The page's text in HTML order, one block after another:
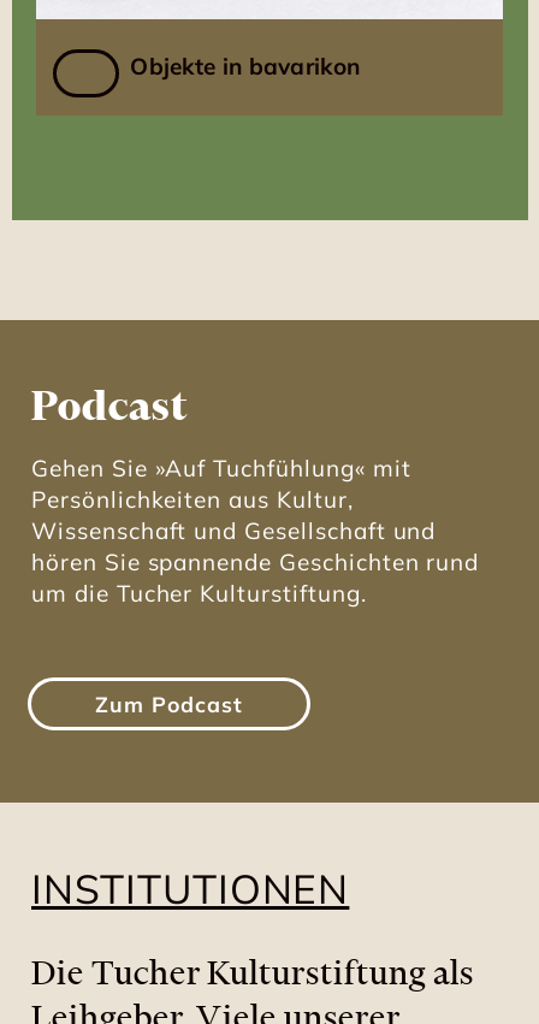
Objekte in bavarikon
Podcast
Gehen Sie »Auf Tuchfühlung« mit
Persönlichkeiten aus Kultur,
Wissenschaft und Gesellschaft und
hören Sie spannende Geschichten rund
um die Tucher Kulturstiftung.
Zum Podcast
INSTITUTIONEN
Die Tucher Kulturstiftung als